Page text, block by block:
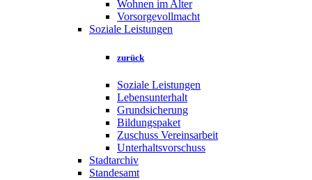
Wohnen im Alter
Vorsorgevollmacht
Soziale Leistungen
zurück
Soziale Leistungen
Lebensunterhalt
Grundsicherung
Bildungspaket
Zuschuss Vereinsarbeit
Unterhaltsvorschuss
Stadtarchiv
Standesamt